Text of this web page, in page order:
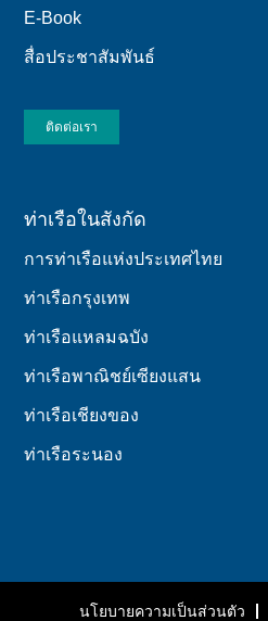
E-Book
สื่อประชาสัมพันธ์
ติดต่อเรา
ท่าเรือในสังกัด
การท่าเรือแห่งประเทศไทย
ท่าเรือกรุงเทพ
ท่าเรือแหลมฉบัง
ท่าเรือพาณิชย์เซียงแสน
ท่าเรือเชียงของ
ท่าเรือระนอง
นโยบายความเป็นส่วนตัว